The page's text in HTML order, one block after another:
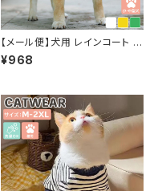
【メール便】犬用 レインコート 小
型犬 中型犬 着せやすい フード
付き ケープ ポンチョ 透明 クリ
¥968